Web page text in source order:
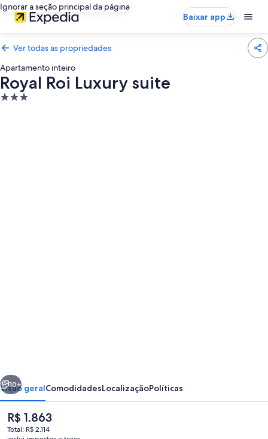
Ignorar a seção principal da página
Baixar app
Ver todas as propriedades
Apartamento inteiro
Royal Roi Luxury suite
Propriedade
Próximo
10+
Visão geralComodidadesLocalizaçãoPolíticas
O
preço
atual
R$ 1.863
Total: R$ 2.114